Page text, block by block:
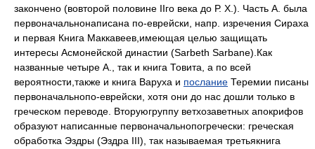
закончено (вовторой половине IIго века до Р. X.). Часть А. была
первоначальнонаписана по-еврейски, напр. изречения Сираха
и первая Книга Маккавеев,имеющая целью защищать
интересы Асмонейской династии (Sarbeth Sarbane).Как
названные четыре А., так и книга Товита, а по всей
вероятности,также и книга Варуха и послание Теремии писаны
первоначальнопо-еврейски, хотя они до нас дошли только в
греческом переводе. Вторуюгруппу ветхозаветных апокрифов
образуют написанные первоначальнопогречески: греческая
обработка Эздры (Эздра III), так называемая третьякнига